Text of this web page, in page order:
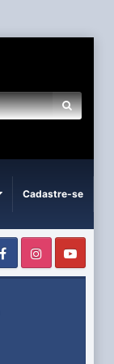
Cadastre-se
FacebookInstagram